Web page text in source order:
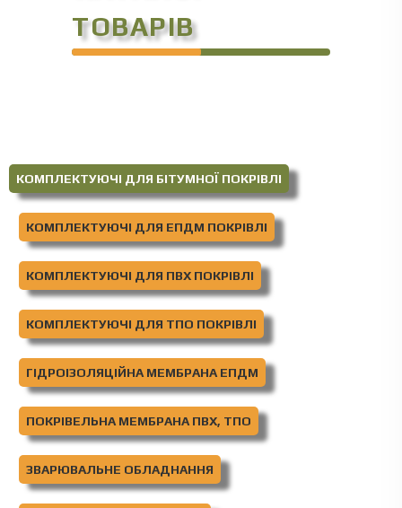
ТОВАРІВ
КОМПЛЕКТУЮЧІ ДЛЯ БІТУМНОЇ ПОКРІВЛІ
КОМПЛЕКТУЮЧІ ДЛЯ ЕПДМ ПОКРІВЛІ
КОМПЛЕКТУЮЧІ ДЛЯ ПВХ ПОКРІВЛІ
КОМПЛЕКТУЮЧІ ДЛЯ ТПО ПОКРІВЛІ
ГІДРОІЗОЛЯЦІЙНА МЕМБРАНА ЕПДМ
ПОКРІВЕЛЬНА МЕМБРАНА ПВХ, ТПО
ЗВАРЮВАЛЬНЕ ОБЛАДНАННЯ